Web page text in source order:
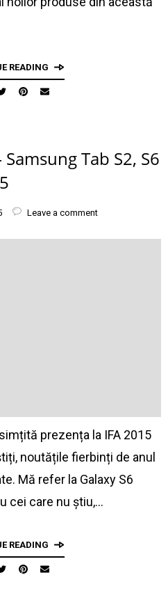
READING
Tab S2, S6
Leave a comment
prezența la IFA 2015
noutățile fierbinți de anul
Mă refer la Galaxy S6
cei care nu știu,…
READING